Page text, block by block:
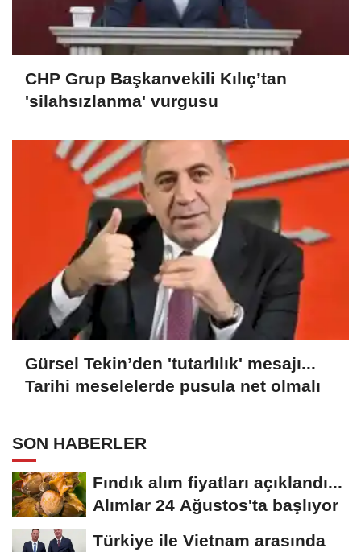
CHP Grup Başkanvekili Kılıç’tan
'silahsızlanma' vurgusu
Gürsel Tekin’den 'tutarlılık' mesajı...
Tarihi meselelerde pusula net olmalı
SON HABERLER
Fındık alım fiyatları açıklandı...
Alımlar 24 Ağustos'ta başlıyor
Türkiye ile Vietnam arasında